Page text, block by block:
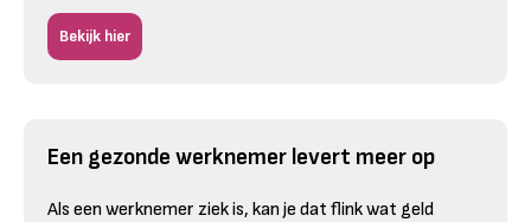
Bekijk hier
Een gezonde werknemer levert meer op
Als een werknemer ziek is, kan je dat flink wat geld